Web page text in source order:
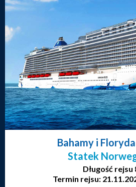
Bahamy i Floryda
Statek
Długość rejsu
Termin rejsu: